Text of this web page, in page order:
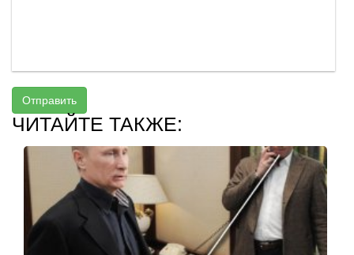
Отправить
ЧИТАЙТЕ ТАКЖЕ: